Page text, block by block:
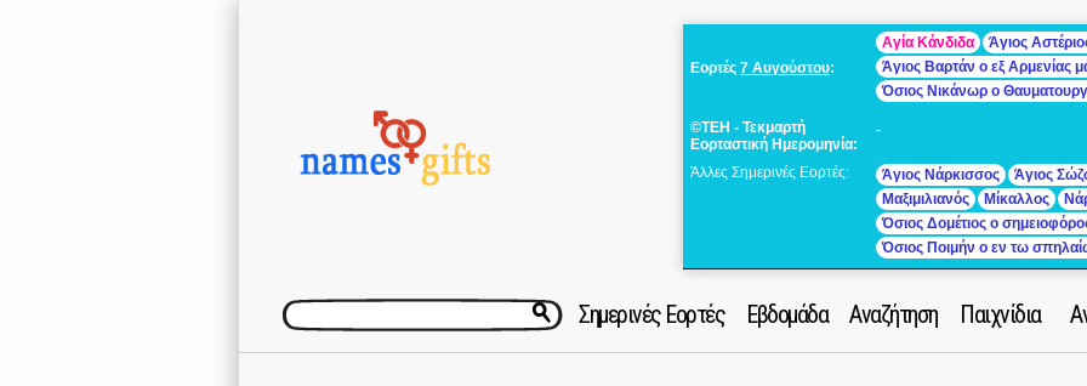
Εορτές 7 Αυγούστου:
Αγία Κάνδιδα
Άγιος
Άγιος Βαρτάν ο εξ Αρμενίας
Όσιος Νικάνωρ ο
©ΤΕΗ - Τεκμαρτή
Εορταστική Ημερομηνία:
-
Άλλες Σημερινές Εορτές: Άγιος Νάρκισσος Άγιος
Μαξιμιλιανός
Μίκαλλος
Όσιος Δομέτιος ο
Όσιος Ποιμήν ο εν τω
Σημερινές Εορτές Εβδομάδα Αναζήτηση Παιχνίδια